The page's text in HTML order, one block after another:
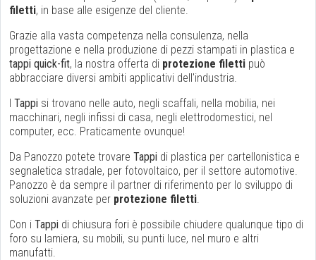
filetti, in base alle esigenze del cliente.
Grazie alla vasta competenza nella consulenza, nella
progettazione e nella produzione di pezzi stampati in plastica e
tappi quick-fit, la nostra offerta di protezione filetti può
abbracciare diversi ambiti applicativi dell'industria.
I Tappi si trovano nelle auto, negli scaffali, nella mobilia, nei
macchinari, negli infissi di casa, negli elettrodomestici, nel
computer, ecc. Praticamente ovunque!
Da Panozzo potete trovare Tappi di plastica per cartellonistica e
segnaletica stradale, per fotovoltaico, per il settore automotive.
Panozzo è da sempre il partner di riferimento per lo sviluppo di
soluzioni avanzate per protezione filetti.
Con i Tappi di chiusura fori è possibile chiudere qualunque tipo di
foro su lamiera, su mobili, su punti luce, nel muro e altri
manufatti.